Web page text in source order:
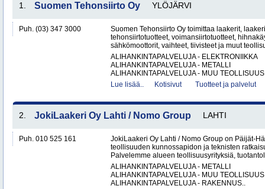
1. Suomen Tehonsiirto Oy YLÖJÄRVI
Puh. (03) 347 3000
Suomen Tehonsiirto Oy toimittaa laakerit,
tehonsiirtotuotteet, voimansiirtotuotteet,
sähkömoottorit, vaihteet, tiivisteet ja muut
ALIHANKINTAPALVELUJA - ELEKTRONIIKKA
ALIHANKINTAPALVELUJA - METALLI
ALIHANKINTAPALVELUJA - MUU
Lue lisää..
Kotisivut Tuotteet ja palvelut
2. JokiLaakeri Oy Lahti / Nomo Group LAHTI
Puh. 010 525 161
JokiLaakeri Oy Lahti / Nomo Group on Päijät-
teollisuuden kunnossapidon ja teknisten
Palvelemme alueen teollisuusyrityksiä,
ALIHANKINTAPALVELUJA - METALLI
ALIHANKINTAPALVELUJA - MUU TEOLLISUUS
ALIHANKINTAPALVELUJA - RAKENNUS..